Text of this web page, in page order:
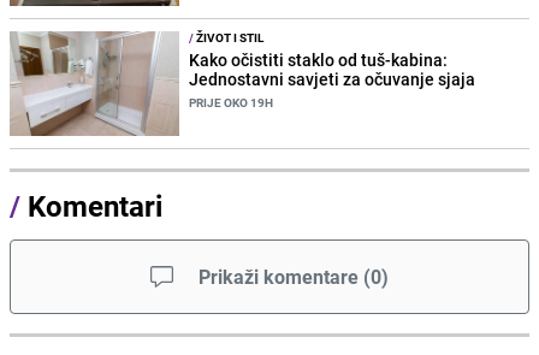
/ŽIVOT I STIL
Kako očistiti staklo od tuš-kabina:
Jednostavni savjeti za očuvanje sjaja
PRIJE OKO 19H
/ Komentari
Prikaži komentare (0)